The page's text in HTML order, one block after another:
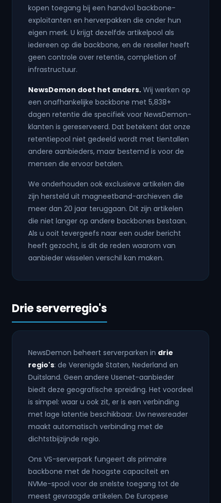
kopen toegang bij een handvol backbone-
exploitanten en herverpakken die onder hun
eigen merk. U krijgt dezelfde artikelpool als
iedereen op die backbone, en de reseller heeft
geen controle over retentie, completion of
infrastructuur.
NewsDemon doet het anders. Wij werken op
een onafhankelijke backbone met 5,838+
dagen retentie die specifiek voor NewsDemon-
klanten is gereserveerd. Dat betekent dat onze
retentiepool niet gedeeld wordt met tientallen
andere aanbieders, maar bestemd is voor de
mensen die ervoor betalen.
We onderhouden ook exclusieve artikelen die
zijn hersteld uit magneetband-archieven die
meer dan 20 jaar teruggaan. Dit zijn artikelen
die niet langer op andere backbones bestaan.
Als u ooit tevergeefs naar een ouder bericht
heeft gezocht, is dit de reden waarom van
aanbieder wisselen verschil kan maken.
Drie serverregio's
NewsDemon beheert serverparken in drie
regio's: de Verenigde Staten, Nederland en
Duitsland. Geen andere Usenet-aanbieder
biedt deze geografische spreiding. Het voordeel
is simpel: waar u ook zit, er is een verbinding
met lage latentie beschikbaar. Uw newsreader
maakt automatisch verbinding met de
dichtstbijzijnde regio.
Ons VS-serverpark fungeert als primaire
backbone met de hoogste capaciteit en
NVMe-spool voor de snelste toegang tot de
meest gevraagde artikelen. De Europese